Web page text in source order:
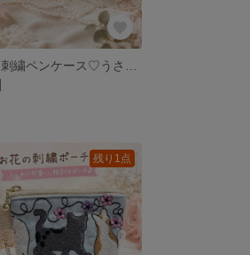
残り1点